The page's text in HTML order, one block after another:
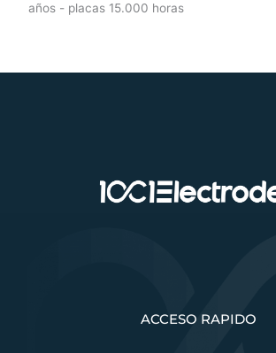
años - placas 15.000 horas
ACCESO RAPIDO